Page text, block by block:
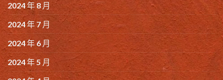
2024 年 8 月
2024 年 7 月
2024 年 6 月
2024 年 5 月